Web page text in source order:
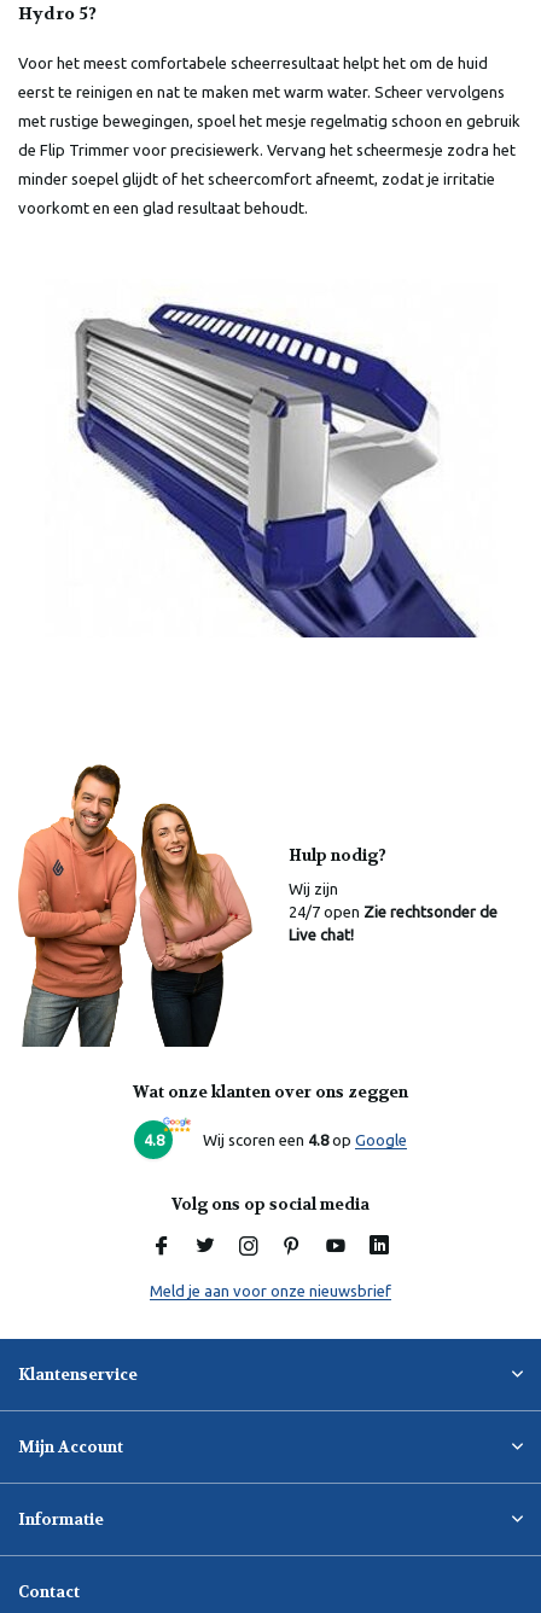
Hydro 5?
Voor het meest comfortabele scheerresultaat helpt het om de huid
eerst te reinigen en nat te maken met warm water. Scheer vervolgens
met rustige bewegingen, spoel het mesje regelmatig schoon en gebruik
de Flip Trimmer voor precisiewerk. Vervang het scheermesje zodra het
minder soepel glijdt of het scheercomfort afneemt, zodat je irritatie
voorkomt en een glad resultaat behoudt.
Hulp nodig?
Wij zijn
24/7 open Zie rechtsonder de
Live chat!
Wat onze klanten over ons zeggen
4.8 Wij scoren een 4.8op Google
Volg ons op social media
Meld je aan voor onze nieuwsbrief
Klantenservice
Mijn Account
Informatie
Contact
Online